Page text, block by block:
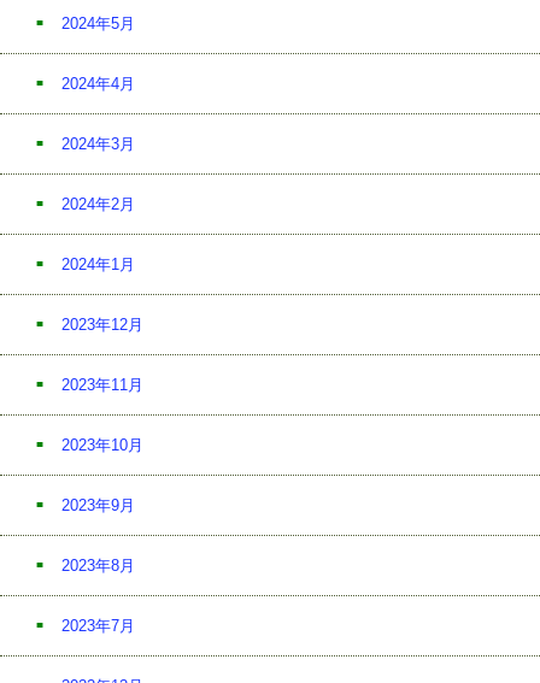
2024年5月
2024年4月
2024年3月
2024年2月
2024年1月
2023年12月
2023年11月
2023年10月
2023年9月
2023年8月
2023年7月